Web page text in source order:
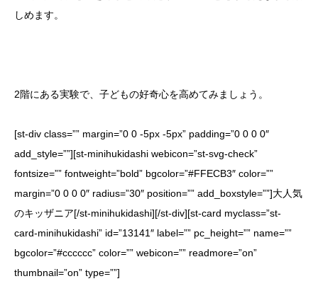
しめます。
2階にある実験で、子どもの好奇心を高めてみましょう。
[st-div class=”” margin=”0 0 -5px -5px” padding=”0 0 0 0″
add_style=””][st-minihukidashi webicon=”st-svg-check”
fontsize=”” fontweight=”bold” bgcolor=”#FFECB3″ color=””
margin=”0 0 0 0″ radius=”30″ position=”” add_boxstyle=””]大人気
のキッザニア[/st-minihukidashi][/st-div][st-card myclass=”st-
card-minihukidashi” id=”13141″ label=”” pc_height=”” name=””
bgcolor=”#cccccc” color=”” webicon=”” readmore=”on”
thumbnail=”on” type=””]